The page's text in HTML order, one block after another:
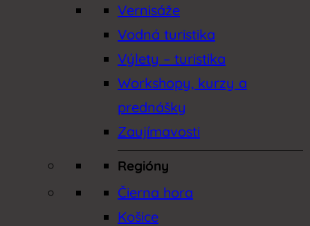
Vernisáže
Vodná turistika
Výlety – turistika
Workshopy, kurzy a
prednášky
Zaujímavosti
Regióny
Čierna hora
Košice